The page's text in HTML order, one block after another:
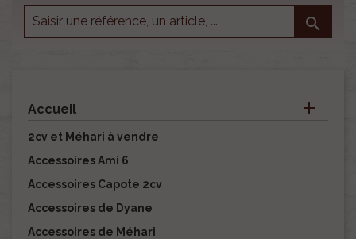

Accueil 
2cv et Méhari à vendre
Accessoires Ami 6
Accessoires Capote 2cv
Accessoires de Dyane
Accessoires de Méhari